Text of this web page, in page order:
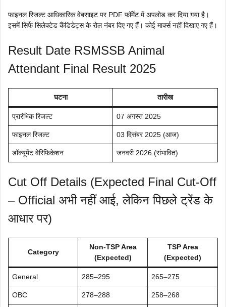
फाइनल रिजल्ट आधिकारिक वेबसाइट पर PDF फॉर्मेट में अपलोड कर दिया गया है।
इसमें सिर्फ सिलेक्टेड कैंडिडेट्स के रोल नंबर दिए गए हैं। कोई मार्क्स नहीं दिखाए गए हैं।
Result Date RSMSSB Animal
Attendant Final Result 2025
घटना तारीख
प्रारंभिक रिजल्ट 07 अगस्त 2025
फाइनल रिजल्ट 03 दिसंबर 2025 (आज)
डॉक्यूमेंट वेरिफिकेशन जनवरी 2026 (संभावित)
Cut Off Details (Expected Final Cut-Off
– Official अभी नहीं आई, लेकिन पिछले ट्रेंड के
आधार पर)
Category
Non-TSP Area
(Expected)
TSP Area
(Expected)
General 285–295 265–275
OBC 278–288 258–268